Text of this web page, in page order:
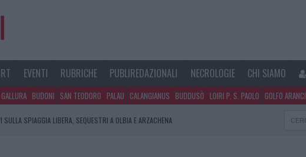
EVENTI RUBRICHE PUBLIREDAZIONALI NECROLOGIE CHI SIAMO
BUDONI SAN TEODORO PALAU CALANGIANUS BUDDUSÒ LOIRI P. S. PAOLO GOLFO ARANCI
SULLA SPIAGGIA LIBERA, SEQUESTRI A OLBIA E ARZACHENA
IL MAESTRO CHE RIFIUTÒ LA COSTA SMERALDA